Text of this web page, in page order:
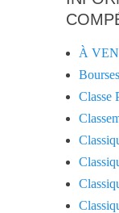
À
Bourses
Classe